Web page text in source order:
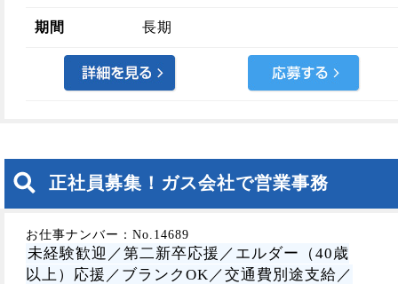
期間 長期
正社員募集！ガス会社で営業事務
お仕事ナンバー：No.14689
未経験歓迎／第二新卒応援／エルダー（40歳
以上）応援／ブランクOK／交通費別途支給／